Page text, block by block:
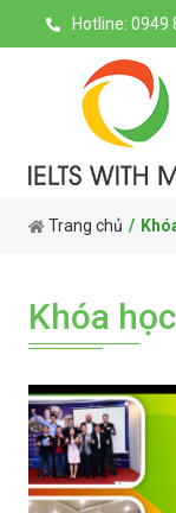
Hotline: 0949
Trang chủ
Khóa học